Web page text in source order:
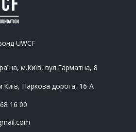
UWCF
м.Київ, вул.Гарматна, 8
Паркова дорога, 16-А
16 00